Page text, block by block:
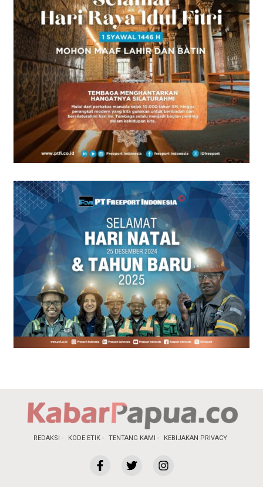
REDAKSI KODE ETIK TENTANG KAMI KEBIJAKAN PRIVACY